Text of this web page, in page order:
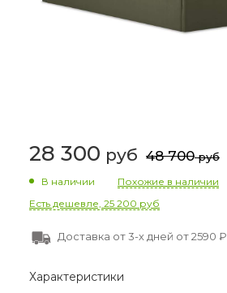
28 300 руб 48 700руб
В наличии
Похожие в наличии
Есть дешевле, 25 200 руб
Доставка от 3-х дней от 2590 ₽
Характеристики